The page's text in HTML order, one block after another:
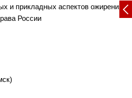
и прикладных аспектов ожирения
России